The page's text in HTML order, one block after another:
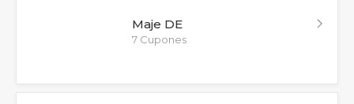
Maje DE
7 Cupones